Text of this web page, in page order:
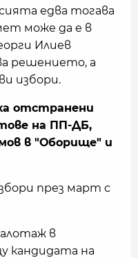
едва тогава
може да е в
Илиев
решението, а
избори.
отстранени
на ПП-ДБ,
в "Оборище" и
през март с
в
кандидата на